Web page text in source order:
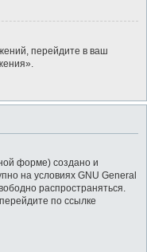
перейдите в ваш
форме) создано и
на условиях GNU General
распространяться.
по ссылке